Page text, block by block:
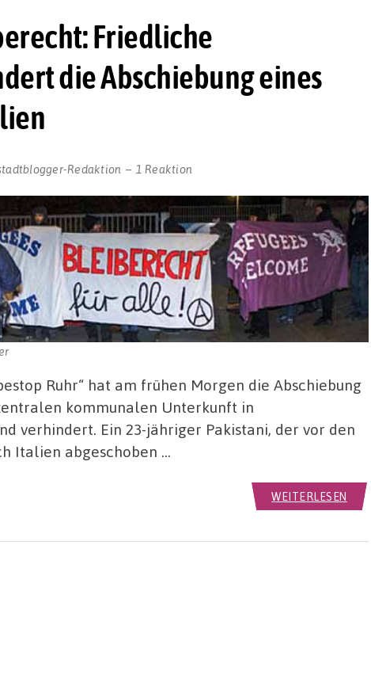
Friedliche
die Abschiebung eines
Redaktion 1 Reaktion
Ruhr“ hat am frühen Morgen die Abschiebung
kommunalen Unterkunft in
verhindert. Ein 23-jähriger Pakistani, der vor den
Italien abgeschoben …
WEITERLESEN